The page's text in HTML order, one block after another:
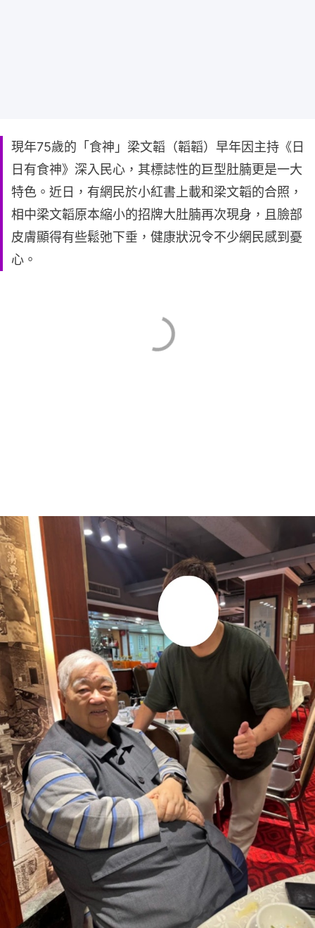
現年75歲的「食神」梁文韜（韜韜）早年因主持《日
日有食神》深入民心，其標誌性的巨型肚腩更是一大
特色。近日，有網民於小紅書上載和梁文韜的合照，
相中梁文韜原本縮小的招牌大肚腩再次現身，且臉部
皮膚顯得有些鬆弛下垂，健康狀況令不少網民感到憂
心。